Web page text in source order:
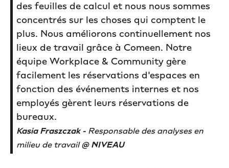
des feuilles de calcul et nous nous sommes
concentrés sur les choses qui comptent le
plus. Nous améliorons continuellement nos
lieux de travail grâce à Comeen. Notre
équipe Workplace & Community gère
facilement les réservations d'espaces en
fonction des événements internes et nos
employés gèrent leurs réservations de
bureaux.
Kasia Fraszczak - Responsable des analyses en
milieu de travail@ NIVEAU